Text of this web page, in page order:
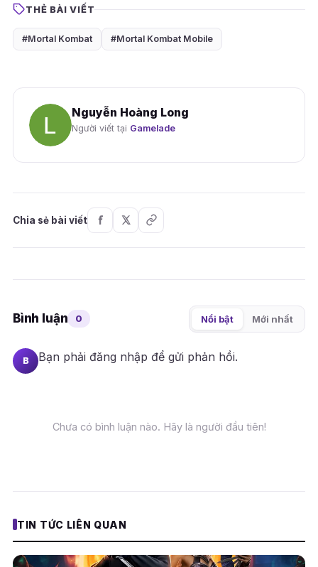
THẺ BÀI VIẾT
#Mortal Kombat #Mortal Kombat Mobile
Nguyễn Hoàng Long
Người viết tại Gamelade
Chia sẻ bài viết
Bình luận 0 Nổi bật Mới nhất
B Bạn phải đăng nhập để gửi phản hồi.
Chưa có bình luận nào. Hãy là người đầu tiên!
TIN TỨC LIÊN QUAN